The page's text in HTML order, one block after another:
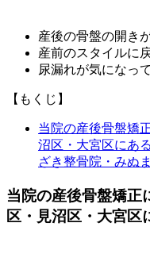
産後の骨盤の開き
産前のスタイルに
尿漏れが気になっ
【もくじ】
当院の産後骨盤矯
沼区・大宮区にあ
ざき整骨院・みぬ
当院の産後骨盤矯正
区・見沼区・大宮区